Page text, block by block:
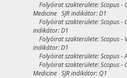
Folyóirat szakterülete: Scopus -
Medicine SJR indikátor: D1
Folyóirat szakterülete: Scopus -
indikátor: D1
Folyóirat szakterülete: Scopus -
indikátor: D1
Folyóirat szakterülete: Scopus -
Folyóirat szakterülete: Scopus -
Medicine SJR indikátor: Q1